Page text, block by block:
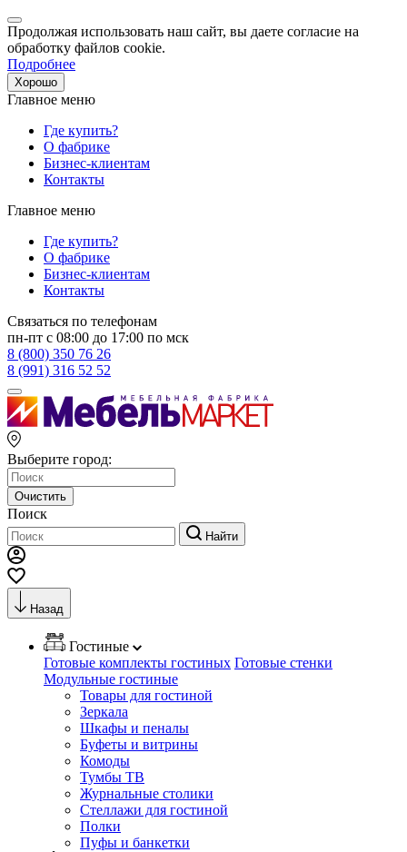
Продолжая использовать наш сайт, вы даете согласие на
обработку файлов cookie.
Подробнее
Хорошо
Главное меню
Где купить?
О фабрике
Бизнес-клиентам
Контакты
Главное меню
Где купить?
О фабрике
Бизнес-клиентам
Контакты
Связаться по телефонам
пн-пт с 08:00 до 17:00 по мск
8 (800) 350 76 26
8 (991) 316 52 52
Выберите город:
Очистить
Поиск
Найти
Назад
Гостиные
Готовые комплекты гостиных Готовые стенки
Модульные гостиные
Товары для гостиной
Зеркала
Шкафы и пеналы
Буфеты и витрины
Комоды
Тумбы ТВ
Журнальные столики
Стеллажи для гостиной
Полки
Пуфы и банкетки